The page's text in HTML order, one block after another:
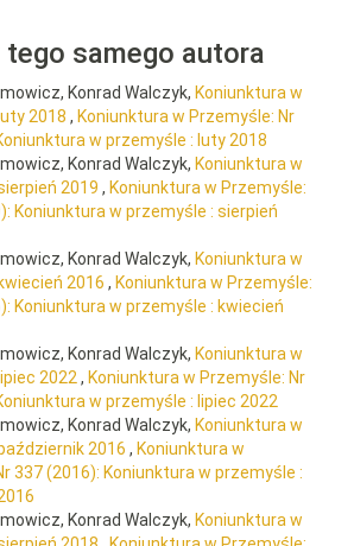
samego autora
Konrad Walczyk, Koniunktura w
2018 , Koniunktura w Przemyśle: Nr
w przemyśle : luty 2018
Konrad Walczyk, Koniunktura w
2019 , Koniunktura w Przemyśle:
Koniunktura w przemyśle : sierpień
Konrad Walczyk, Koniunktura w
2016 , Koniunktura w Przemyśle:
Koniunktura w przemyśle : kwiecień
Konrad Walczyk, Koniunktura w
2022 , Koniunktura w Przemyśle: Nr
w przemyśle : lipiec 2022
Konrad Walczyk, Koniunktura w
2016 , Koniunktura w
337 (2016): Koniunktura w przemyśle :
Konrad Walczyk, Koniunktura w